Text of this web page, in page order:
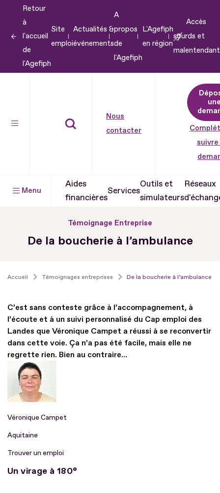
contenu
Retour
à
l'accueil
de
l'Agefiph
Site
emploi
Actualités &
événements
A
propos
de
l'Agefiph
L'Agefiph
en région
Accès
sourds et
Nous
contacter
suivre
Menu
Aides
financières
Services
Outils et
simulateurs
Réseaux
Témoignage Entreprise
De la boucherie à l’ambulance
Accueil Témoignages entreprises De la boucherie à l’ambulance
C’est sans conteste grâce à l’accompagnement, à
l’écoute et à un suivi personnalisé du Cap emploi des
Landes que Véronique Campet a réussi à se reconvertir
dans cette voie. Ça n’a pas été facile, mais elle ne
regrette rien. Bien au contraire…
Véronique Campet
Aquitaine
Trouver un emploi
Un virage à 180°